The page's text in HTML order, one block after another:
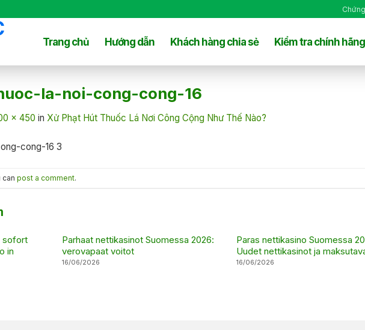
Trang chủ Hướng dẫn Khách hàng chia sẻ Kiểm tra chính hãng
la-noi-cong-cong-16
× 450 in Xử Phạt Hút Thuốc Lá Nơi Công Cộng Như Thế Nào?
cong-16 3
post a comment.
sofort
in
Parhaat nettikasinot Suomessa 2026:
verovapaat voitot
16/06/2026
Paras nettikasino Suomessa
Uudet nettikasinot ja
16/06/2026